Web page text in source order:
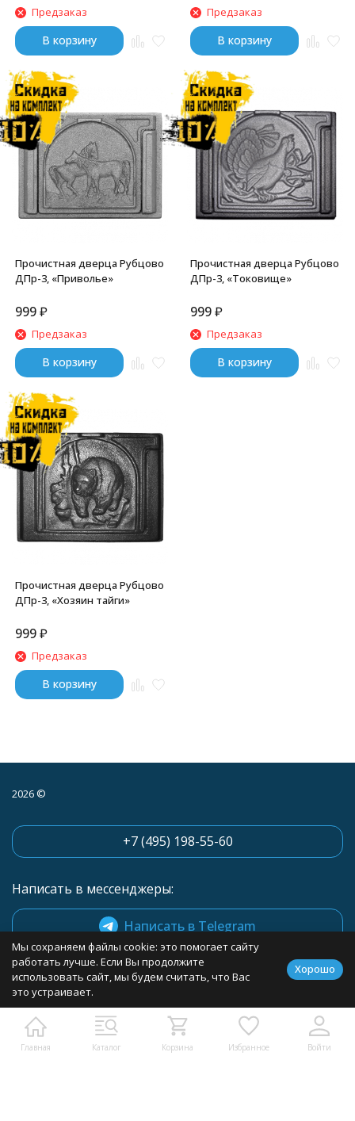
Предзаказ
В корзину
Предзаказ
В корзину
Прочистная дверца Рубцово
ДПр-3, «Приволье»
999₽
Предзаказ
В корзину
Прочистная дверца Рубцово
ДПр-3, «Токовище»
999₽
Предзаказ
В корзину
Прочистная дверца Рубцово
ДПр-3, «Хозяин тайги»
999₽
Предзаказ
В корзину
Главная Каталог Корзина Избранное Войти
2026 ©
+7 (495) 198-55-60
Написать в мессенджеры:
Написать в Telegram
Контакты:
Москва, МКАД, 41-й километр, 4, стр. 22, "Славянский Мир",
Г15/2
kpd88@info.ru
Мы сохраняем файлы cookie: это помогает сайту
работать лучше. Если Вы продолжите
использовать сайт, мы будем считать, что Вас
это устраивает.
Хорошо